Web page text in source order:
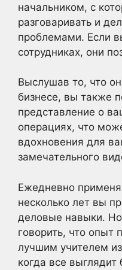
начальником, с
разговаривать и
проблемами. Если
сотрудниках, они
Выслушав то, что
бизнесе, вы также
представление о
операциях, что
вдохновения для
замечательного
Ежедневно
несколько лет вы
деловые навыки.
говорить, что опыт
лучшим учителем
когда все выглядит